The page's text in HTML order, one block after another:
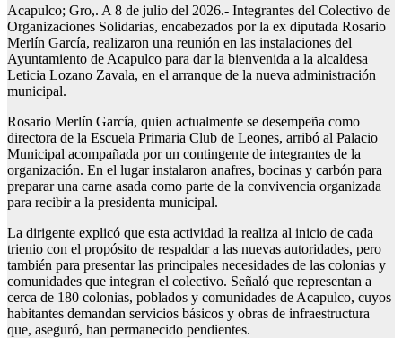
Acapulco; Gro,. A 8 de julio del 2026.- Integrantes del Colectivo de
Organizaciones Solidarias, encabezados por la ex diputada Rosario
Merlín García, realizaron una reunión en las instalaciones del
Ayuntamiento de Acapulco para dar la bienvenida a la alcaldesa
Leticia Lozano Zavala, en el arranque de la nueva administración
municipal.
Rosario Merlín García, quien actualmente se desempeña como
directora de la Escuela Primaria Club de Leones, arribó al Palacio
Municipal acompañada por un contingente de integrantes de la
organización. En el lugar instalaron anafres, bocinas y carbón para
preparar una carne asada como parte de la convivencia organizada
para recibir a la presidenta municipal.
La dirigente explicó que esta actividad la realiza al inicio de cada
trienio con el propósito de respaldar a las nuevas autoridades, pero
también para presentar las principales necesidades de las colonias y
comunidades que integran el colectivo. Señaló que representan a
cerca de 180 colonias, poblados y comunidades de Acapulco, cuyos
habitantes demandan servicios básicos y obras de infraestructura
que, aseguró, han permanecido pendientes.